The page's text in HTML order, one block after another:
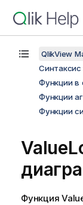
QlikView
Функции в
Функции
Функции
Функция